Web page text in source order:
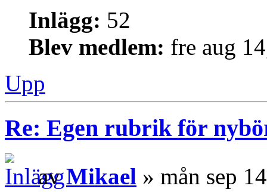
Inlägg: 52
Blev medlem: fre aug
Upp
Re: Egen rubrik för
avMikael » mån sep